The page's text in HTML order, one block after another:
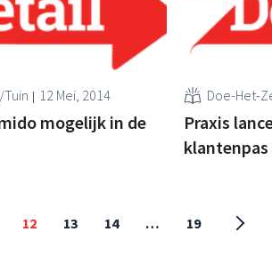
12 Mei, 2014
mogelijk in de
Doe-Het-
Praxis
klantenpas
12 13 14 … 19